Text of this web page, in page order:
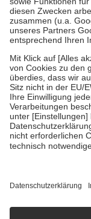
Prozent des
höchstens zehn Euro.
Kosten der Leistung
Diese Regeln gelten
Bei Heilmitteln und
Zuzahlung zehn
Verordnung.
Um das Engagement
stärken und die
fallenkeine
• Kindern und
mit Ausnahme der
• empfohlenen